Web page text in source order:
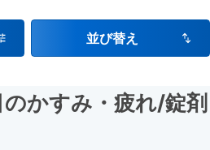
並び替え
かすみ・疲れ/錠剤